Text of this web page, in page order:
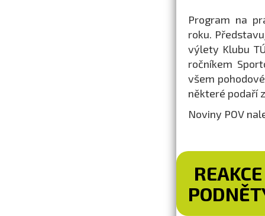
Program na
roku.
výlety Klubu
ročníkem
všem
některé podaří
Noviny POV